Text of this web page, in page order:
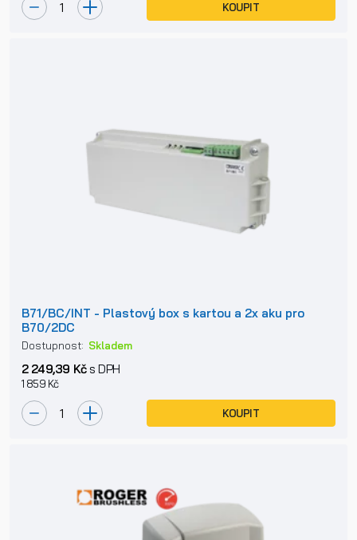
KOUPIT
B71/BC/INT - Plastový box s kartou a 2x aku pro
B70/2DC
Dostupnost: Skladem
2 249,39 Kčs DPH
1 859 Kč
KOUPIT